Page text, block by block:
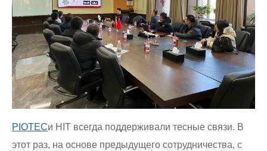
PIOTECи HIT всегда поддерживали тесные связи. В
этот раз, на основе предыдущего сотрудничества, с